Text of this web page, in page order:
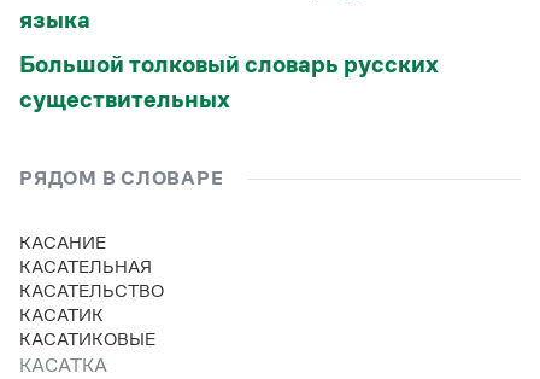
языка
Большой толковый словарь русских
существительных
РЯДОМ В СЛОВАРЕ
КАСАНИЕ
КАСАТЕЛЬНАЯ
КАСАТЕЛЬСТВО
КАСАТИК
КАСАТИКОВЫЕ
КАСАТКА